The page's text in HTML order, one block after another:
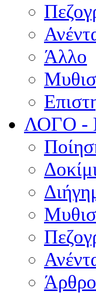
Άλλο
ΛΟΓΟ -
Άρθρο